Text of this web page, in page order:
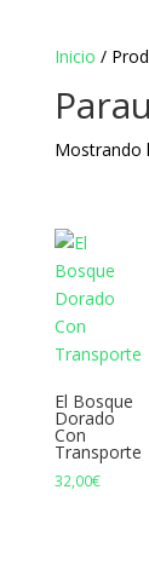
Inicio /
Mostrando
El Bosque
Dorado
Con
Transporte
32,00€